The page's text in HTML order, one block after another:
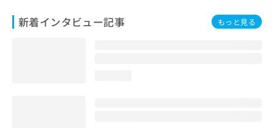
新着インタビュー記事 もっと見る